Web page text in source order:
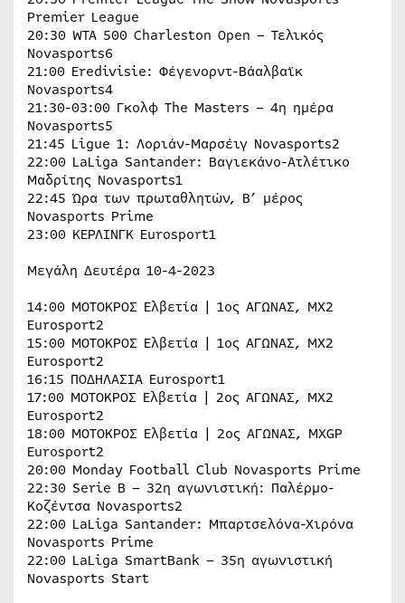
Premier League
20:30 WTA 500 Charleston Open – Τελικός
Novasports6
21:00 Eredivisie: Φέγενορντ-Βάαλβαϊκ
Novasports4
21:30-03:00 Γκολφ The Masters – 4η ημέρα
Novasports5
21:45 Ligue 1: Λοριάν-Μαρσέιγ Novasports2
22:00 LaLiga Santander: Βαγιεκάνο-Ατλέτικο
Μαδρίτης Novasports1
22:45 Ώρα των πρωταθλητών, Β’ μέρος
Novasports Prime
23:00 ΚΕΡΛΙΝΓΚ Eurosport1
Μεγάλη Δευτέρα 10-4-2023
14:00 ΜΟΤΟΚΡΟΣ Ελβετία | 1ος ΑΓΩΝΑΣ, MX2
Eurosport2
15:00 ΜΟΤΟΚΡΟΣ Ελβετία | 1ος ΑΓΩΝΑΣ, MX2
Eurosport2
16:15 ΠΟΔΗΛΑΣΙΑ Eurosport1
17:00 ΜΟΤΟΚΡΟΣ Ελβετία | 2ος ΑΓΩΝΑΣ, MX2
Eurosport2
18:00 ΜΟΤΟΚΡΟΣ Ελβετία | 2ος ΑΓΩΝΑΣ, MXGP
Eurosport2
20:00 Monday Football Club Novasports Prime
22:30 Serie B – 32η αγωνιστική: Παλέρμο-
Κοζέντσα Novasports2
22:00 LaLiga Santander: Μπαρτσελόνα-Χιρόνα
Novasports Prime
22:00 LaLiga SmartBank – 35η αγωνιστική
Novasports Start